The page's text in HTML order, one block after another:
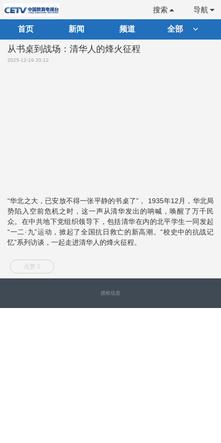
导航
搜索
首页 新闻 频道 全部
从书桌到战场：清华人的烽火征程
2025-12-19 20:12
“华北之大，已安放不得一张平静的书桌了”， 1935年12月，华北局
势陷入空前危机之时，这一声从清华发出的呐喊，唤醒了万千民
众。在中共地下党组织领导下，包括清华在内的北平学生一同发起
“一二·九”运动，掀起了全国抗日救亡的新高潮。“校史中的抗战记
忆”系列访谈，一起走进清华人的烽火征程。
点赞 1
授权信息